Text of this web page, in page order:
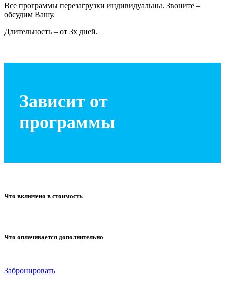
Все программы перезагрузки индивидуальны. Звоните –
обсудим Вашу.
Длительность – от 3х дней.
Зависит от
программы
Что включено в стоимость
Что оплачивается дополнительно
Забронировать